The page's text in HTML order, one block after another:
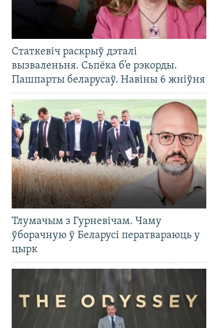
Статкевіч раскрыў дэталі
вызваленьня. Сьпёка б’е рэкорды.
Пашпарты беларусаў. Навіны 6 жніўня
Тлумачым з Гурневічам. Чаму
ўборачную ў Беларусі ператвараюць у
цырк